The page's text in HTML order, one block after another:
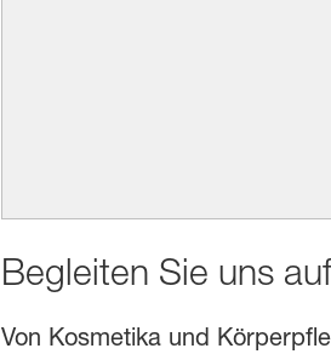
Begleiten Sie uns
Von Kosmetika und